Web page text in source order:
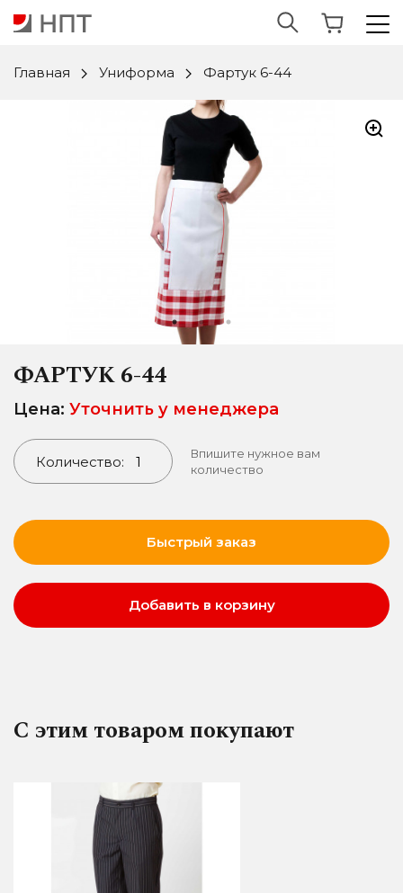
Главная Униформа Фартук 6-44
ФАРТУК 6-44
Цена: Уточнить у менеджера
Количество:
Впишите нужное вам
количество
Быстрый заказ
Добавить в корзину
С этим товаром покупают